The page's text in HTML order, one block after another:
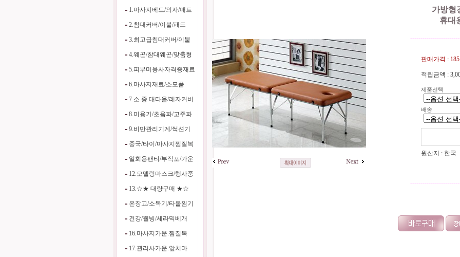
1.마사지베드/의자/매트
2.침대커버/이불/패드
3.최고급침대커버/이불
4.웨곤/참대웨곤/맞춤형
5.피부미용사자격증재료
6.마사지재료/소모품
7.소.중.대타올/레자커버
8.미용기/초음파/고주파
9.비만관리기계/썩션기
중국/타이/마사지찜질복
일회용팬티/부직포/가운
12.모델링마스크/행사중
13.☆★ 대량구매 ★☆
온장고/소독기/타올찜기
건강/웰빙/세라믹베개
16.마사지가운.찜질복
17.관리사가운.앞치마
가방형
휴대
판매가격 :
적립금액 :
제품선택
배송
원산지 : 한국